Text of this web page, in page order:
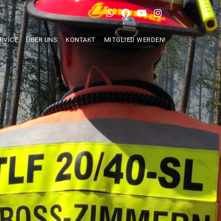
ÜBER UNS KONTAKT MITGLIED WERDEN!